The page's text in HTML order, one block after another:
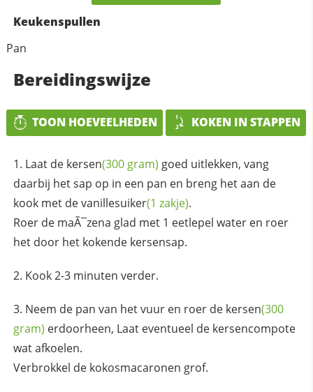
Keukenspullen
Pan
Bereidingswijze
TOON HOEVEELHEDEN KOKEN IN STAPPEN
Laat de kersen(300 gram) goed uitlekken, vang
daarbij het sap op in een pan en breng het aan de
kook met devanillesuiker(1 zakje).
Roer de maÃ¯zena glad met 1 eetlepel water en roer
het door het kokende kersensap.
Kook 2-3 minuten verder.
Neem de pan van het vuur en roer de kersen(300
gram) erdoorheen, Laat eventueel de kersencompote
wat afkoelen.
Verbrokkel de kokosmacaronen grof.